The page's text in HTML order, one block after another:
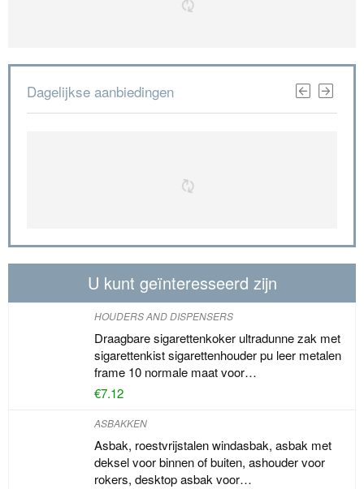
Dagelijkse aanbiedingen
U kunt geïnteresseerd zijn
HOUDERS AND DISPENSERS
Draagbare sigarettenkoker ultradunne zak met
sigarettenkist sigarettenhouder pu leer metalen
frame 10 normale maat voor…
€7.12
ASBAKKEN
Asbak, roestvrijstalen windasbak, asbak met
deksel voor binnen of buiten, ashouder voor
rokers, desktop asbak voor…